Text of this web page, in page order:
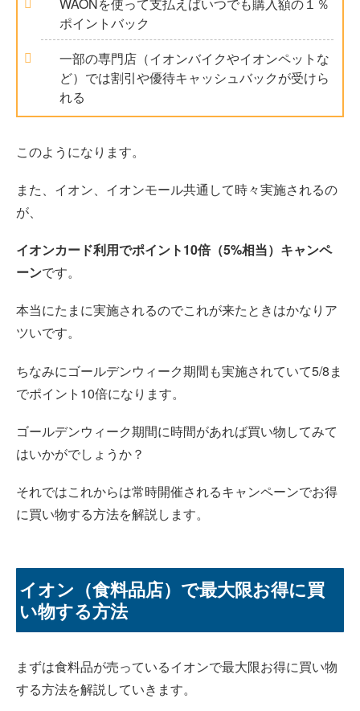
ポイントバック
一部の専門店（イオンバイクやイオンペットな
ど）では割引や優待キャッシュバックが受けら
れる
このようになります。
また、イオン、イオンモール共通して時々実施されるの
が、
イオンカード利用でポイント10倍（5%相当）キャンペ
ーンです。
本当にたまに実施されるのでこれが来たときはかなりア
ツいです。
ちなみにゴールデンウィーク期間も実施されていて5/8ま
でポイント10倍になります。
ゴールデンウィーク期間に時間があれば買い物してみて
はいかがでしょうか？
それではこれからは常時開催されるキャンペーンでお得
に買い物する方法を解説します。
イオン（食料品店）で最大限お得に買
い物する方法
まずは食料品が売っているイオンで最大限お得に買い物
する方法を解説していきます。